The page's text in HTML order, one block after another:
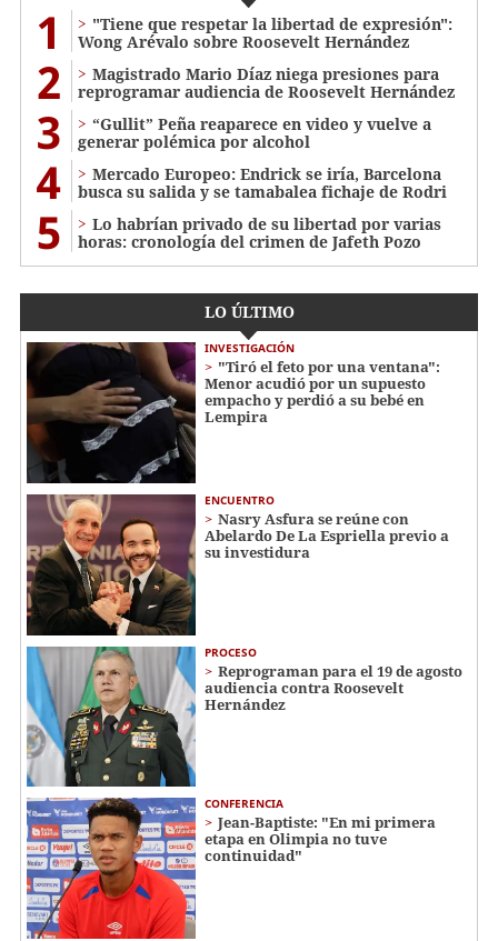
1
"Tiene que respetar la libertad de expresión":
Wong Arévalo sobre Roosevelt Hernández
2
Magistrado Mario Díaz niega presiones para
reprogramar audiencia de Roosevelt Hernández
3
“Gullit” Peña reaparece en video y vuelve a
generar polémica por alcohol
4
Mercado Europeo: Endrick se iría, Barcelona
busca su salida y se tamabalea fichaje de Rodri
5
Lo habrían privado de su libertad por varias
horas: cronología del crimen de Jafeth Pozo
LO ÚLTIMO
INVESTIGACIÓN
"Tiró el feto por una ventana":
Menor acudió por un supuesto
empacho y perdió a su bebé en
Lempira
ENCUENTRO
Nasry Asfura se reúne con
Abelardo De La Espriella previo a
su investidura
PROCESO
Reprograman para el 19 de agosto
audiencia contra Roosevelt
Hernández
CONFERENCIA
Jean-Baptiste: "En mi primera
etapa en Olimpia no tuve
continuidad"